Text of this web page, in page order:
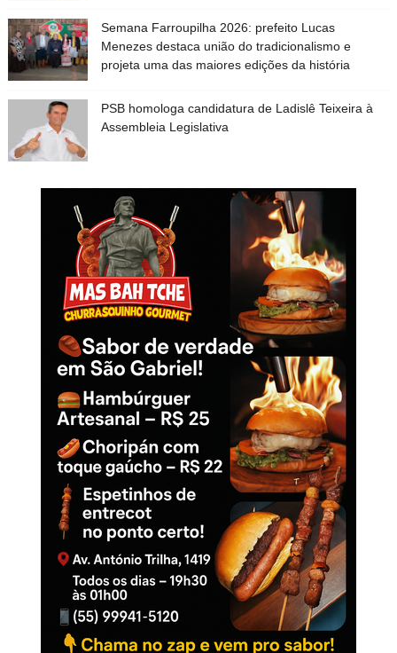
Semana Farroupilha 2026: prefeito Lucas
Menezes destaca união do tradicionalismo e
projeta uma das maiores edições da história
PSB homologa candidatura de Ladislê Teixeira à
Assembleia Legislativa